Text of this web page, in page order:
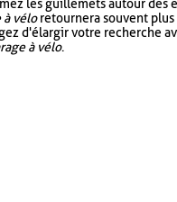
les guillemets autour des
à véloretournera souvent plus
d'élargir votre recherche
à vélo.